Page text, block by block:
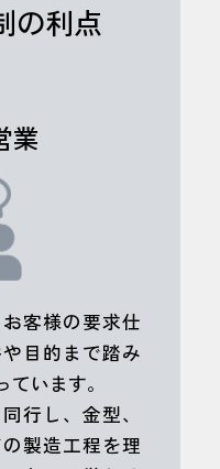
の利点
業
客様の要求仕
目的まで踏み
います。
行し、金型、
製造工程を理